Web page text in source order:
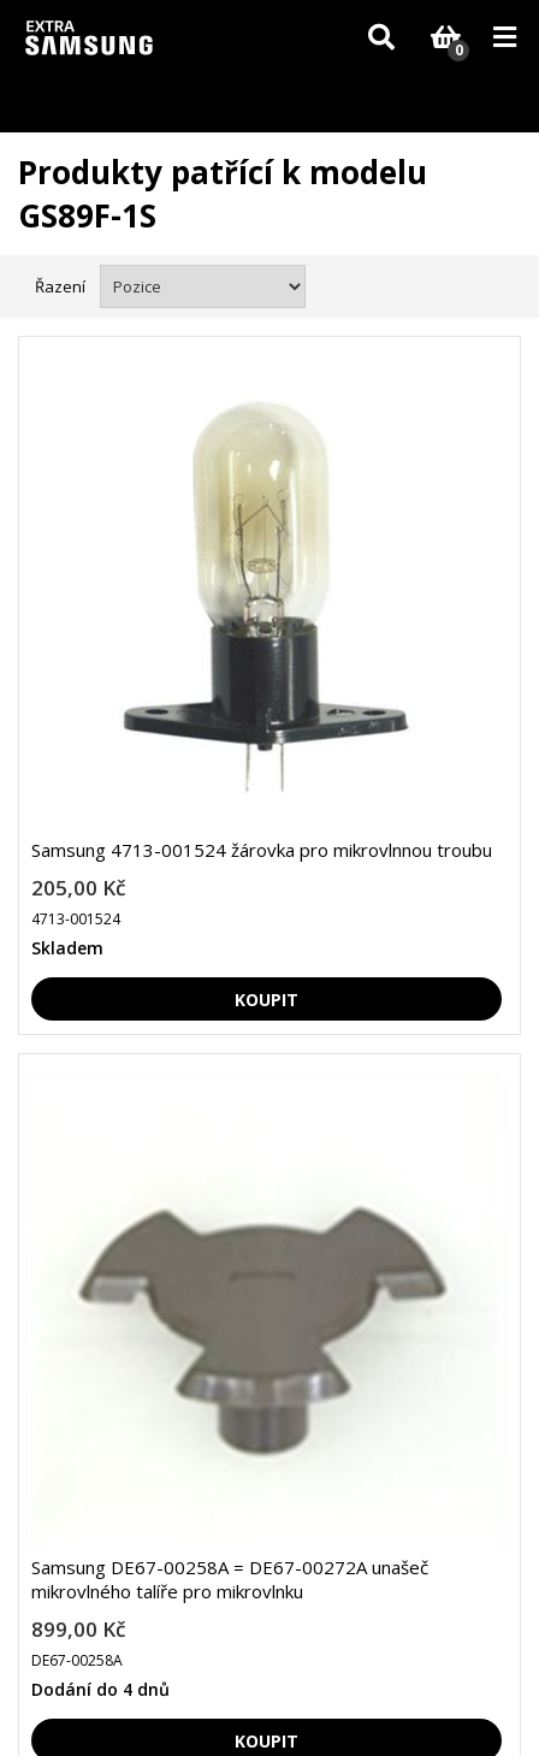
Vzhledem k aktuální situaci se může dodání dílů, které nejsou skladem,
zpozdit. Děkujeme za pochopení.
0
Produkty patřící k modelu
GS89F-1S
Řazení
Samsung 4713-001524 žárovka pro mikrovlnnou troubu
205,00 Kč
4713-001524
Skladem
Samsung DE67-00258A = DE67-00272A unašeč
mikrovlného talíře pro mikrovlnku
899,00 Kč
DE67-00258A
Dodání do 4 dnů